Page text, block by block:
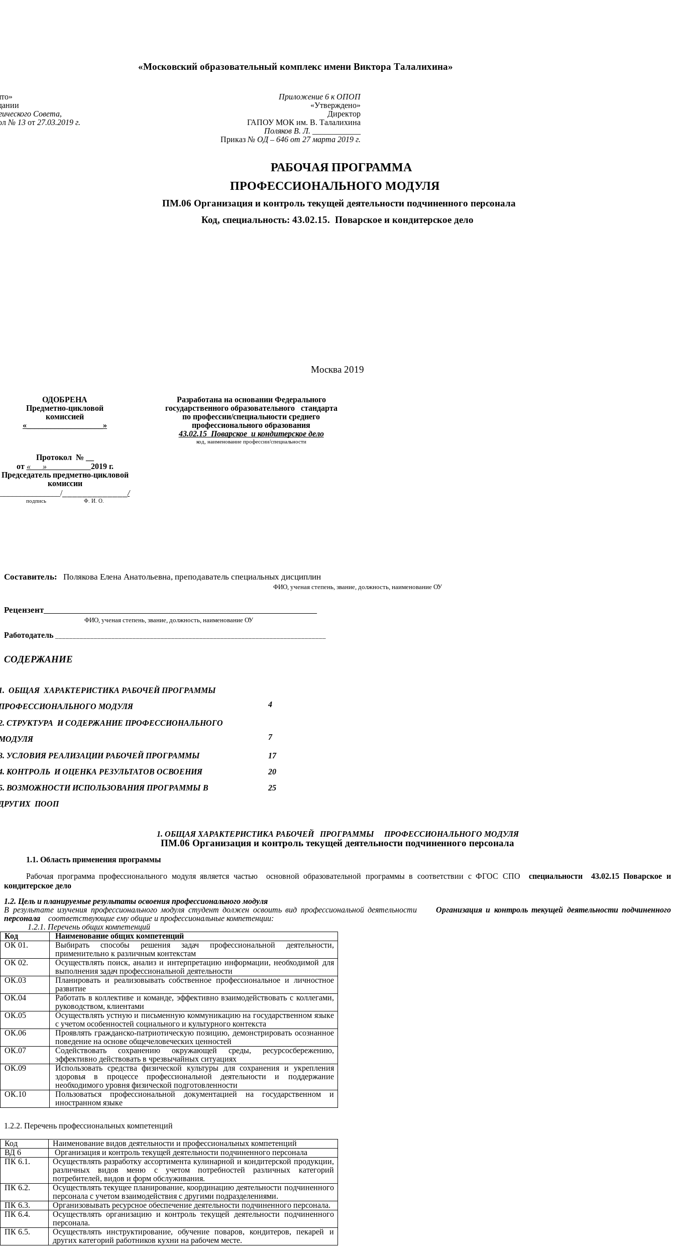
«Московский образовательный комплекс имени Виктора Талалихина»
Совета,
№ 13 от27.03.2019 г.
Приложение 6 к ОПОП
«Утверждено»
Директор
ГАПОУ МОК им. В. Талалихина
Поляков В. Л.
Приказ № ОД – 646 от 27 марта 2019 г.
РАБОЧАЯ ПРОГРАММА
ПРОФЕССИОНАЛЬНОГО МОДУЛЯ
ПМ.06 Организация и контроль текущей деятельности подчиненного персонала
Код, специальность: 43.02.15. Поварское и кондитерское дело
Москва 2019
ОДОБРЕНА
Предметно-цикловой
комиссией
«___________________»
Разработана на основании Федерального
государственного образовательного стандарта
по профессии/специальности среднего
профессионального образования
43.02.15 Поварское и кондитерское дело
код, наименование профессии/специальности
Протокол № __
от «___»___________ 2019 г.
Председатель предметно-цикловой
комиссии
_______________/_____________/
подпись Ф. И. О.
Составитель: Полякова Елена Анатольевна, преподаватель специальных дисциплин
ФИО, ученая степень, звание, должность, наименование ОУ
Рецензент____________________________________________________________________
ФИО, ученая степень, звание, должность, наименование ОУ
Работодатель
СОДЕРЖАНИЕ
ОБЩАЯ ХАРАКТЕРИСТИКА РАБОЧЕЙ ПРОГРАММЫ
МОДУЛЯ
4
СТРУКТУРА И СОДЕРЖАНИЕ ПРОФЕССИОНАЛЬНОГО
7
УСЛОВИЯ РЕАЛИЗАЦИИ РАБОЧЕЙ ПРОГРАММЫ
17
КОНТРОЛЬ И ОЦЕНКА РЕЗУЛЬТАТОВ ОСВОЕНИЯ
20
ВОЗМОЖНОСТИ ИСПОЛЬЗОВАНИЯ ПРОГРАММЫ В
ПООП
25
1. ОБЩАЯ ХАРАКТЕРИСТИКА РАБОЧЕЙ ПРОГРАММЫ ПРОФЕССИОНАЛЬНОГО МОДУЛЯ
ПМ.06 Организация и контроль текущей деятельности подчиненного персонала
1.1. Область применения программы
Рабочая программа профессионального модуля является частью основной образовательной программы в соответствии с ФГОС СПО
специальности 43.02.15 Поварское и
кондитерское дело
1.2. Цель и планируемые результаты освоения профессионального модуля
В результате изучения профессионального модуля студент должен освоить вид профессиональной деятельности
Организация и контроль текущей деятельности подчиненного
персонала
соответствующие ему общие и профессиональные компетенции:
1.2.1. Перечень общих компетенций
Код
Наименование общих компетенций
ОК 01.
Выбирать способы решения задач профессиональной деятельности,
применительно к различным контекстам
ОК 02.
Осуществлять поиск, анализ и интерпретацию информации, необходимой для
выполнения задач профессиональной деятельности
ОК.03
Планировать и реализовывать собственное профессиональное и личностное
развитие
ОК.04
Работать в коллективе и команде, эффективно взаимодействовать с коллегами,
руководством, клиентами
ОК.05
Осуществлять устную и письменную коммуникацию на государственном языке
с учетом особенностей социального и культурного контекста
ОК.06
Проявлять гражданско-патриотическую позицию, демонстрировать осознанное
поведение на основе общечеловеческих ценностей
ОК.07
Содействовать сохранению окружающей среды, ресурсосбережению,
эффективно действовать в чрезвычайных ситуациях
ОК.09
Использовать средства физической культуры для сохранения и укрепления
здоровья в процессе профессиональной деятельности и поддержание
необходимого уровня физической подготовленности
ОК.10
Пользоваться профессиональной документацией на государственном и
иностранном языке
1.2.2. Перечень профессиональных компетенций
Код
Наименование видов деятельности и профессиональных компетенций
ВД 6
Организация и контроль текущей деятельности подчиненного персонала
ПК 6.1.
Осуществлять разработку ассортимента кулинарной и кондитерской продукции,
различных видов меню с учетом потребностей различных категорий
потребителей, видов и форм обслуживания.
ПК 6.2.
Осуществлять текущее планирование, координацию деятельности подчиненного
персонала с учетом взаимодействия с другими подразделениями.
ПК 6.3.
Организовывать ресурсное обеспечение деятельности подчиненного персонала.
ПК 6.4.
Осуществлять организацию и контроль текущей деятельности подчиненного
персонала.
ПК 6.5.
Осуществлять инструктирование, обучение поваров, кондитеров, пекарей и
других категорий работников кухни на рабочем месте.